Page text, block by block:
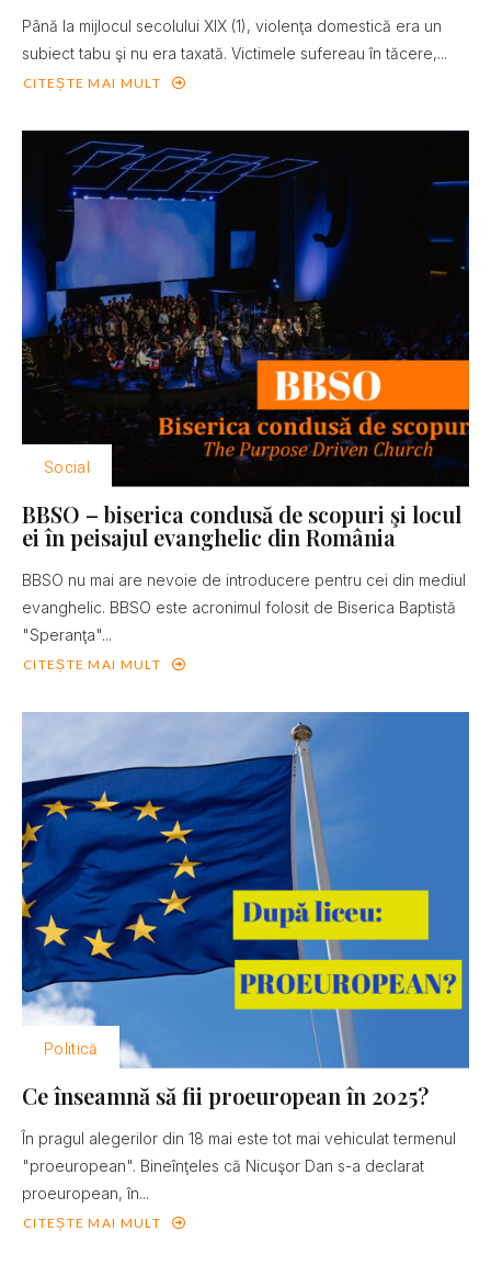
Până la mijlocul secolului XIX (1), violenţa domestică era un
subiect tabu şi nu era taxată. Victimele sufereau în tăcere,...
CITEȘTE MAI MULT
Social
BBSO – biserica condusă de scopuri şi locul
ei în peisajul evanghelic din România
BBSO nu mai are nevoie de introducere pentru cei din mediul
evanghelic. BBSO este acronimul folosit de Biserica Baptistă
"Speranţa"...
CITEȘTE MAI MULT
Politică
Ce înseamnă să fii proeuropean în 2025?
În pragul alegerilor din 18 mai este tot mai vehiculat termenul
"proeuropean". Bineînţeles că Nicuşor Dan s-a declarat
proeuropean, în...
CITEȘTE MAI MULT